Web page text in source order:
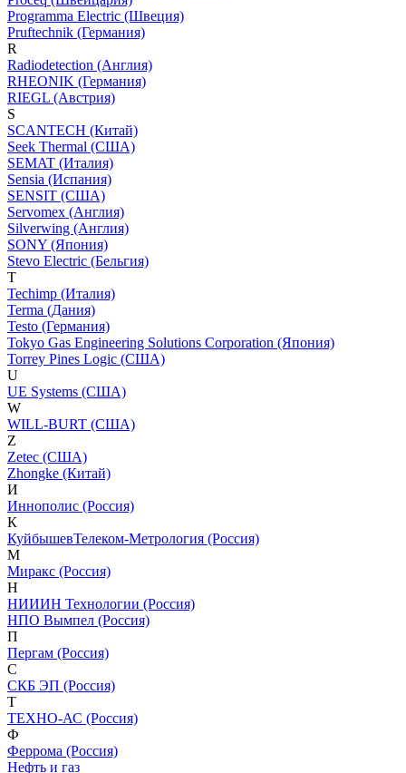
Programma Electric (Швеция)
Pruftechnik (Германия)
R
Radiodetection (Англия)
RHEONIK (Германия)
RIEGL (Австрия)
S
SCANTECH (Китай)
Seek Thermal (США)
SEMAT (Италия)
Sensia (Испания)
SENSIT (США)
Servomex (Англия)
Silverwing (Англия)
SONY (Япония)
Stevo Electric (Бельгия)
T
Techimp (Италия)
Terma (Дания)
Testo (Германия)
Tokyo Gas Engineering Solutions Corporation (Япония)
Torrey Pines Logic (США)
U
UE Systems (США)
W
WILL-BURT (США)
Z
Zetec (США)
Zhongke (Китай)
И
Иннополис (Россия)
К
КуйбышевТелеком-Метрология (Россия)
М
Миракс (Россия)
Н
НИИИН Технологии (Россия)
НПО Вымпел (Россия)
П
Пергам (Россия)
С
СКБ ЭП (Россия)
Т
ТЕХНО-АС (Россия)
Ф
Феррома (Россия)
Нефть и газ